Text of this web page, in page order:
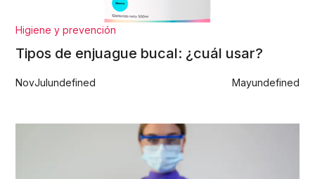
Higiene y prevención
Tipos de enjuague bucal: ¿cuál usar?
NovJulundefined Mayundefined